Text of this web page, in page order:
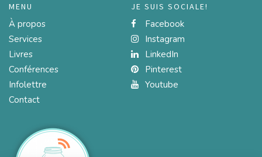
MENU
À propos
Services
Livres
Conférences
Infolettre
Contact
JE SUIS SOCIALE!
Facebook
Instagram
LinkedIn
Pinterest
Youtube